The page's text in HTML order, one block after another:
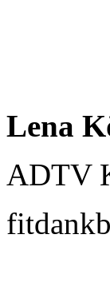
Lena
ADTV